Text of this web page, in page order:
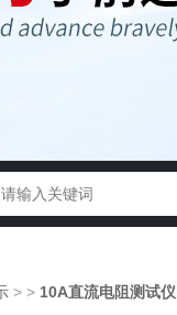
> > 10A直流电阻测试仪